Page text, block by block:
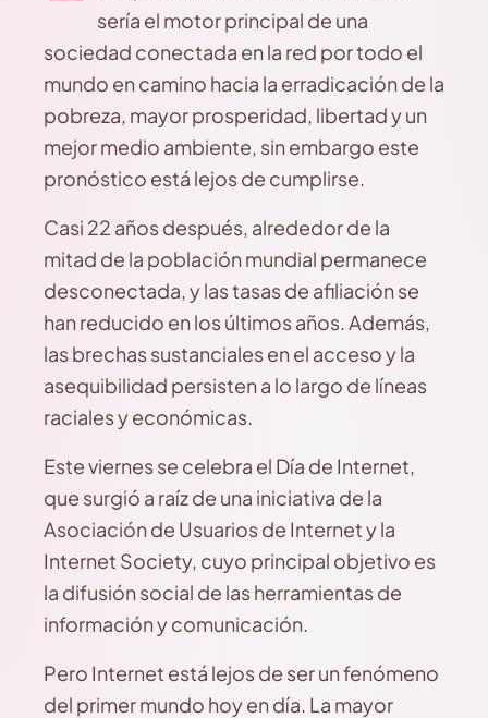
sería el motor principal de una
sociedad conectada en la red por todo el
mundo en camino hacia la erradicación de la
pobreza, mayor prosperidad, libertad y un
mejor medio ambiente, sin embargo este
pronóstico está lejos de cumplirse.
Casi 22 años después, alrededor de la
mitad de la población mundial permanece
desconectada, y las tasas de afiliación se
han reducido en los últimos años. Además,
las brechas sustanciales en el acceso y la
asequibilidad persisten a lo largo de líneas
raciales y económicas.
Este viernes se celebra el Día de Internet,
que surgió a raíz de una iniciativa de la
Asociación de Usuarios de Internet y la
Internet Society, cuyo principal objetivo es
la difusión social de las herramientas de
información y comunicación.
Pero Internet está lejos de ser un fenómeno
del primer mundo hoy en día. La mayor